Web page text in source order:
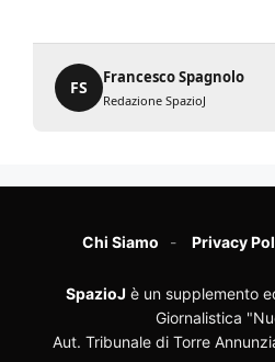
FS
Francesco Spagnolo
Redazione SpazioJ
Chi Siamo Privacy
SpazioJ è un supplemento
Giornalistica
Aut. Tribunale di Torre